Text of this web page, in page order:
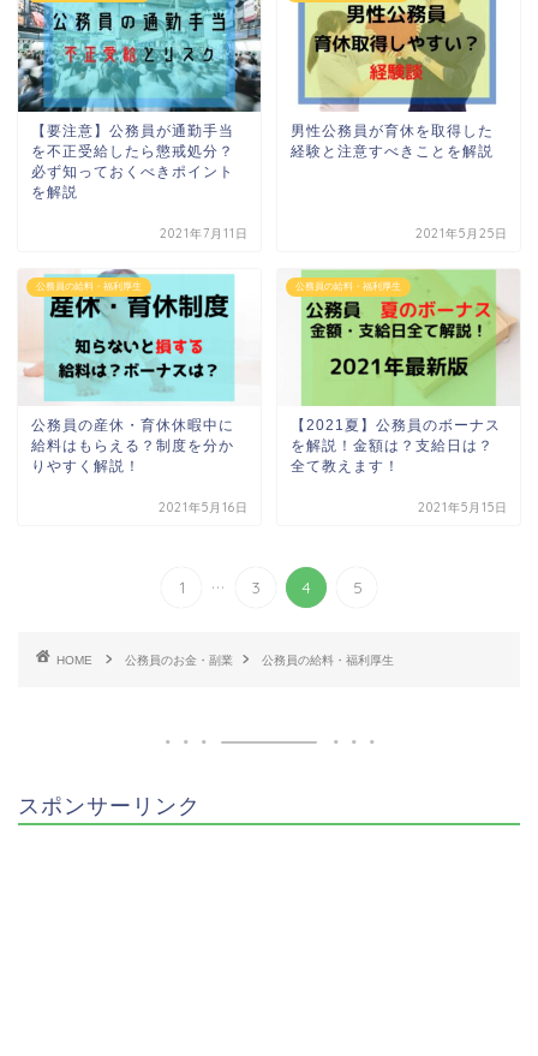
【要注意】公務員が通勤手当
を不正受給したら懲戒処分？
必ず知っておくべきポイント
を解説
2021年7月11日
男性公務員が育休を取得した
経験と注意すべきことを解説
2021年5月25日
公務員の給料・福利厚生
公務員の産休・育休休暇中に
給料はもらえる？制度を分か
りやすく解説！
2021年5月16日
公務員の給料・福利厚生
【2021夏】公務員のボーナス
を解説！金額は？支給日は？
全て教えます！
2021年5月15日
1 ... 3 4 5
HOME 公務員のお金・副業 公務員の給料・福利厚生
スポンサーリンク